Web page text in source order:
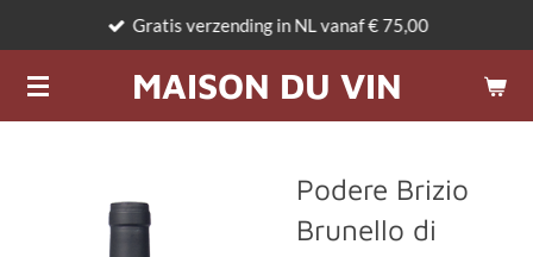
naar
de
MAISON DU VIN
Gratis verzending in NL vanaf € 75,00
Podere Brizio
Brunello di